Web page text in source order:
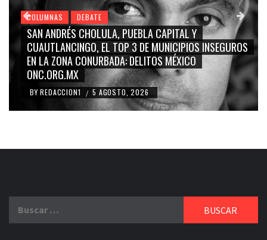
COLUMNAS DEBATE
GRACE PALOMARES, NAY SALVATORI, SERGIO MAYER,
CARMEN SALINAS “LA CORCHOLATA”, CUAUHTÉMOC
BLANCO, SILVIA PINAL: LA TRIVIALIZACIÓN Y
RIDICULIZACIÓN DE LA REPRESENTACIÓN CIUDADANA
BY REDACCION1 / 4 AGOSTO, 2026